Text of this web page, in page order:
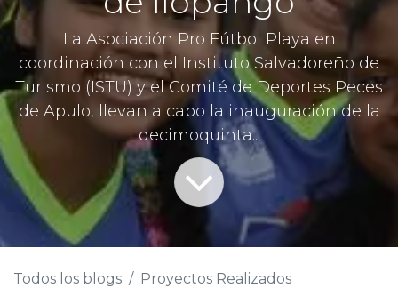
La Asociación Pro Fútbol Playa en
coordinación con el Instituto Salvadoreño de
Turismo (ISTU) y el Comité de Deportes Peces
de Apulo, llevan a cabo la inauguración de la
decimoquinta...
Todos los blogs
Proyectos Realizados